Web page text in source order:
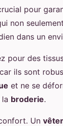
pour
non
dans un
pour des
ils sont
et ne se
broderie.
Un